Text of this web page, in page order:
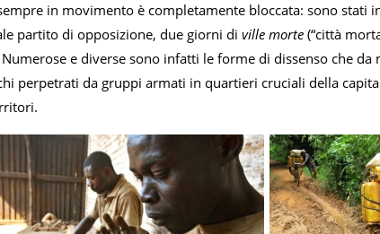
in movimento è completamente bloccata: sono stati
partito di opposizione, due giorni di ville morte (“città
e diverse sono infatti le forme di dissenso che da
perpetrati da gruppi armati in quartieri cruciali della